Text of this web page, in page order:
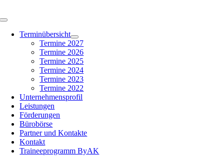
Inhalt
Toggle
NavigationTerminübersicht
Termine 2027
Termine 2026
Termine 2025
Termine 2024
Termine 2023
Termine 2022
Unternehmensprofil
Leistungen
Förderungen
Bürobörse
Partner und Kontakte
Kontakt
Traineeprogramm ByAK